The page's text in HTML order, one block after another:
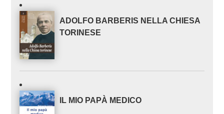
ADOLFO BARBERIS NELLA CHIESA
TORINESE
IL MIO PAPÀ MEDICO